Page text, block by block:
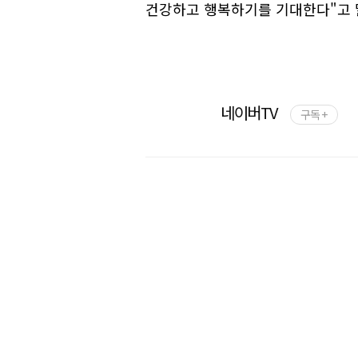
건강하고 행복하기를 기대한다"고
네이버TV 구독 +